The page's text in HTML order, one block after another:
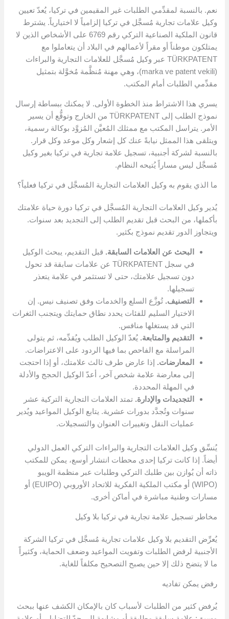
نعم. بالنسبة لمقدِّمي الطلبات غير المقيمين في تركيا، يُعدّ تعيين
وكيل علامات تجارية مُسجَّل في تركيا إلزامياً لا اختيارياً. يشترط
قانون الملكية الصناعية التركي رقم 6769 على الأشخاص الذين لا
يمتلكون موطناً أو مقراً لأعمالهم في البلاد أن يتعاملوا مع
TÜRKPATENT عبر وكيل مُسجَّل للعلامات التجارية والبراءات
(marka ve patent vekili)، وهي مهنة مُنظَّمة مُخوَّلة بتمثيل
مقدِّمي الطلبات أمام المكتب.
يسري هذا الاشتراط منذ الخطوة الأولى. لا يمكنك ببساطة إرسال
نموذج الطلب إلى TÜRKPATENT من الخارج وتوقُّع أن يسير
الأمر. يتراسل المكتب مع ممثلك المُعيَّن المُزوَّد بوكالة رسمية،
ويتلقى هذا الممثل نيابةً عنك كل إشعار وكل موعد وكل قرار.
بالنسبة لشركة أجنبية، تسجيل علامة تجارية في تركيا بغير وكيل
مُسجَّل ليس مساراً يُتيحه النظام.
ما الذي يقوم به وكيل العلامات التجارية المُسجَّل في تركيا فعلياً؟
يُدير وكيل العلامات التجارية المُسجَّل في تركيا دورة حياة علامتك
بأكملها، من البحث قبل تقديم الطلب إلى التجديد بعد سنوات.
ويتجاوز الدور تقديم نموذج بكثير.
البحث عن العلامات السابقة. قبل التقديم، يبحث الوكيل
في سجل TÜRKPATENT عن علامات سابقة قد تحول
دون تسجيل علامتك، حتى لا تستثمر في علامة يتعذر
تسجيلها.
التصنيف. تُوزَّع السلع والخدمات وفق تصنيف نيس. إن
الاختيار السليم للفئات يحدد نطاق حمايتك ويتجنب الثغرات
التي قد يستغلها منافس.
التقديم والمتابعة. يُعدّ الوكيل الطلب ويُقدِّمه، ثم يتولى
المراسلة مع الفاحص بما فيها الردود على الاعتراضات.
المعارضات. إذا عارض طرف ثالث علامتك، أو إذا احتجت
إلى معارضة علامة شخص آخر، أعدّ الوكيل الحجج والأدلة
في المهلة المحددة.
التجديدات والإدارة. تمتد العلامات التجارية التركية عشر
سنوات وتُجدَّد بدورات عشرية. يتابع الوكيل المواعيد ويُدير
عمليات النقل وتغييرات العنوان والتسجيلات.
يُنسِّق وكيل العلامات التجارية والبراءات التركي العمل الدولي
أيضاً. إذا كانت تركيا إحدى محطات انتشار أوسع، يمكن للمكتب
ذاته أن يُوازن بين طلبك التركي وطلبات عبر منظمة الويبو
(WIPO) أو مكتب الملكية الفكرية للاتحاد الأوروبي (EUIPO) أو
مسارات وطنية مباشرة في أماكن أخرى.
مخاطر تسجيل علامة تجارية في تركيا بلا وكيل
يُعرِّض التقديم بلا وكيل علامات تجارية مُسجَّل في تركيا الشركة
الأجنبية لرفض الطلبات وتفويت المواعيد وضعف الحماية، وكثيراً
ما لا يتضح ذلك إلا حين يصبح التصحيح مكلفاً للغاية.
رفض يمكن تفاديه
يُرفض كثير من الطلبات لأسباب كان بالإمكان الكشف عنها ببحث